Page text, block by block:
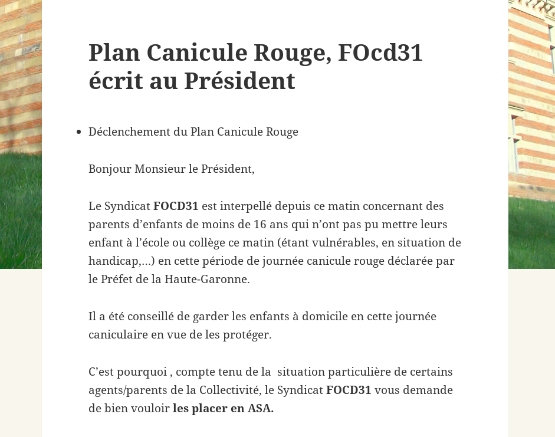
Plan Canicule Rouge, FOcd31
écrit au Président
​​Déclenchement du Plan Canicule Rouge
Bonjour Monsieur le Président,
Le SyndicatFOCD31 est interpellé depuis ce matin concernant des
parents d’enfants de moins de 16 ans qui n’ont pas pu mettre leurs
enfant à l’école ou collège ce matin (étant vulnérables, en situation de
handicap,…) en cette période de journée canicule rouge déclarée par
le Préfet de la Haute-Garonne.
Il a été conseillé de garder les enfants à domicile en cette journée
caniculaire en vue de les protéger.
C’est pourquoi , compte tenu de la situation particulière de certains
agents/parents de la Collectivité, le SyndicatFOCD31 ​ vous demande
de bien vouloirles placer en ASA.